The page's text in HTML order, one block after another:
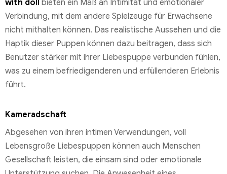
with doll bieten ein Maß an Intimität und emotionaler
Verbindung, mit dem andere Spielzeuge für Erwachsene
nicht mithalten können. Das realistische Aussehen und die
Haptik dieser Puppen können dazu beitragen, dass sich
Benutzer stärker mit ihrer Liebespuppe verbunden fühlen,
was zu einem befriedigenderen und erfüllenderen Erlebnis
führt.
Kameradschaft
Abgesehen von ihren intimen Verwendungen, voll
Lebensgroße Liebespuppen können auch Menschen
Gesellschaft leisten, die einsam sind oder emotionale